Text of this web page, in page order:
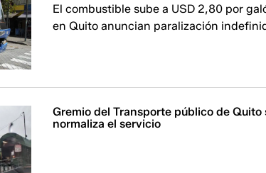
El combustible sube a USD 2,80 por
en Quito anuncian paralización
Gremio del Transporte público de
normaliza el servicio